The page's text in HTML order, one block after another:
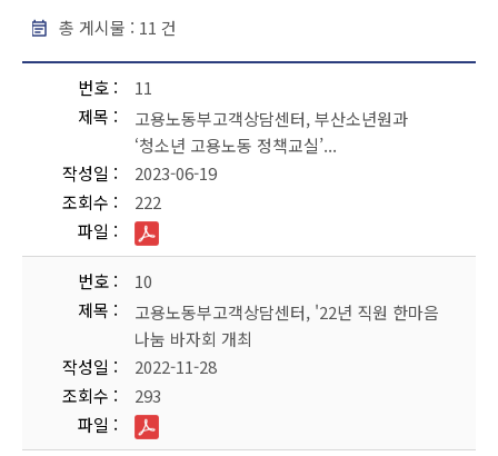
총 게시물 : 11 건
번호
11
제목
고용노동부고객상담센터, 부산소년원과
‘청소년 고용노동 정책교실’...
작성일
2023-06-19
조회수
222
파일
번호
10
제목
고용노동부고객상담센터, '22년 직원 한마음
나눔 바자회 개최
작성일
2022-11-28
조회수
293
파일